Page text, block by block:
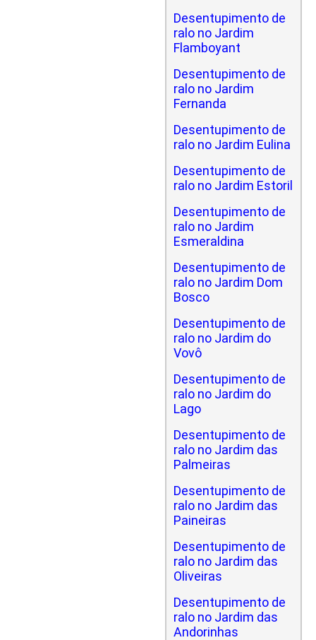
Desentupimento de
ralo no Jardim
Flamboyant
Desentupimento de
ralo no Jardim
Fernanda
Desentupimento de
ralo no Jardim Eulina
Desentupimento de
ralo no Jardim Estoril
Desentupimento de
ralo no Jardim
Esmeraldina
Desentupimento de
ralo no Jardim Dom
Bosco
Desentupimento de
ralo no Jardim do
Vovô
Desentupimento de
ralo no Jardim do
Lago
Desentupimento de
ralo no Jardim das
Palmeiras
Desentupimento de
ralo no Jardim das
Paineiras
Desentupimento de
ralo no Jardim das
Oliveiras
Desentupimento de
ralo no Jardim das
Andorinhas